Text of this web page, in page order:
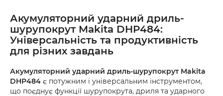
Акумуляторний ударний дриль-
шурупокрут Makita DHP484:
Універсальність та продуктивність
для різних завдань
Акумуляторний ударний дриль-шурупокрут Makita
DHP484 є потужним і універсальним інструментом,
що поєднує функції шурупокрута, дриля та ударного